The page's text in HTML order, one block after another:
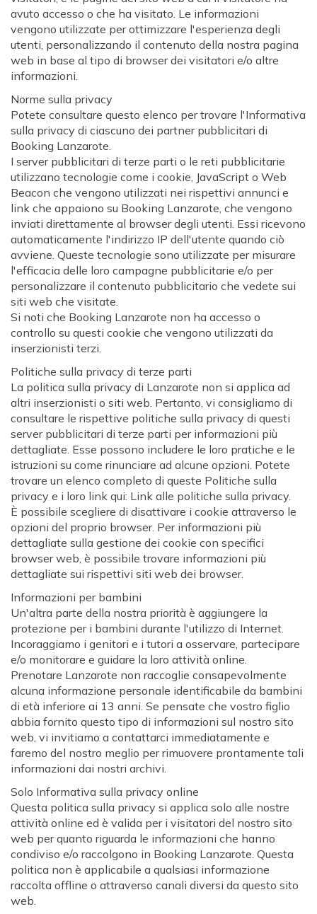
avuto accesso o che ha visitato. Le informazioni
vengono utilizzate per ottimizzare l'esperienza degli
utenti, personalizzando il contenuto della nostra pagina
web in base al tipo di browser dei visitatori e/o altre
informazioni.
Norme sulla privacy
Potete consultare questo elenco per trovare l'Informativa
sulla privacy di ciascuno dei partner pubblicitari di
Booking Lanzarote.
I server pubblicitari di terze parti o le reti pubblicitarie
utilizzano tecnologie come i cookie, JavaScript o Web
Beacon che vengono utilizzati nei rispettivi annunci e
link che appaiono su Booking Lanzarote, che vengono
inviati direttamente al browser degli utenti. Essi ricevono
automaticamente l'indirizzo IP dell'utente quando ciò
avviene. Queste tecnologie sono utilizzate per misurare
l'efficacia delle loro campagne pubblicitarie e/o per
personalizzare il contenuto pubblicitario che vedete sui
siti web che visitate.
Si noti che Booking Lanzarote non ha accesso o
controllo su questi cookie che vengono utilizzati da
inserzionisti terzi.
Politiche sulla privacy di terze parti
La politica sulla privacy di Lanzarote non si applica ad
altri inserzionisti o siti web. Pertanto, vi consigliamo di
consultare le rispettive politiche sulla privacy di questi
server pubblicitari di terze parti per informazioni più
dettagliate. Esse possono includere le loro pratiche e le
istruzioni su come rinunciare ad alcune opzioni. Potete
trovare un elenco completo di queste Politiche sulla
privacy e i loro link qui: Link alle politiche sulla privacy.
È possibile scegliere di disattivare i cookie attraverso le
opzioni del proprio browser. Per informazioni più
dettagliate sulla gestione dei cookie con specifici
browser web, è possibile trovare informazioni più
dettagliate sui rispettivi siti web dei browser.
Informazioni per bambini
Un'altra parte della nostra priorità è aggiungere la
protezione per i bambini durante l'utilizzo di Internet.
Incoraggiamo i genitori e i tutori a osservare, partecipare
e/o monitorare e guidare la loro attività online.
Prenotare Lanzarote non raccoglie consapevolmente
alcuna informazione personale identificabile da bambini
di età inferiore ai 13 anni. Se pensate che vostro figlio
abbia fornito questo tipo di informazioni sul nostro sito
web, vi invitiamo a contattarci immediatamente e
faremo del nostro meglio per rimuovere prontamente tali
informazioni dai nostri archivi.
Solo Informativa sulla privacy online
Questa politica sulla privacy si applica solo alle nostre
attività online ed è valida per i visitatori del nostro sito
web per quanto riguarda le informazioni che hanno
condiviso e/o raccolgono in Booking Lanzarote. Questa
politica non è applicabile a qualsiasi informazione
raccolta offline o attraverso canali diversi da questo sito
web.